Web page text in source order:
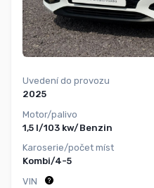
Uvedení do provozu
2025
Motor/palivo
1,5 l/103 kw/Benzin
Karoserie/počet míst
Kombi/4-5
VIN